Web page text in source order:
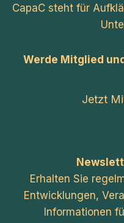
CapaC steht für
Werde Mitglied
Jetzt
Erhalten Sie
Entwicklungen,
Informationen